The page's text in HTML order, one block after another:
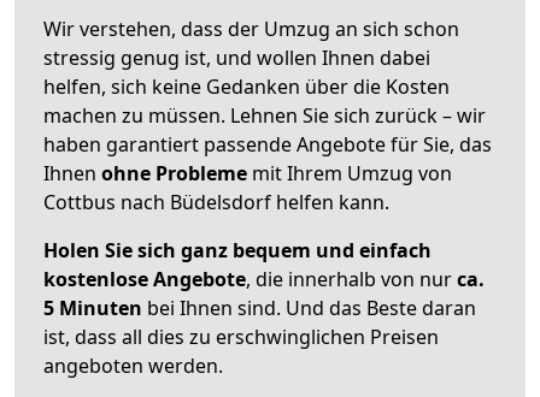
Wir verstehen, dass der Umzug an sich schon
stressig genug ist, und wollen Ihnen dabei
helfen, sich keine Gedanken über die Kosten
machen zu müssen. Lehnen Sie sich zurück – wir
haben garantiert passende Angebote für Sie, das
Ihnen ohne Probleme mit Ihrem Umzug von
Cottbus nach Büdelsdorf helfen kann.
Holen Sie sich ganz bequem und einfach
kostenlose Angebote, die innerhalb von nurca.
5 Minuten bei Ihnen sind. Und das Beste daran
ist, dass all dies zu erschwinglichen Preisen
angeboten werden.